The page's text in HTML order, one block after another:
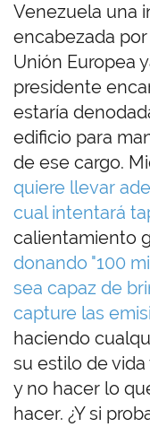
Venezuela una
encabezada
Unión Europea
presidente
estaría
edificio para
de ese cargo.
quiere llevar
cual intentará
calientamiento
donando "100
sea capaz de
capture las
haciendo
su estilo de
y no hacer lo
hacer. ¿Y si